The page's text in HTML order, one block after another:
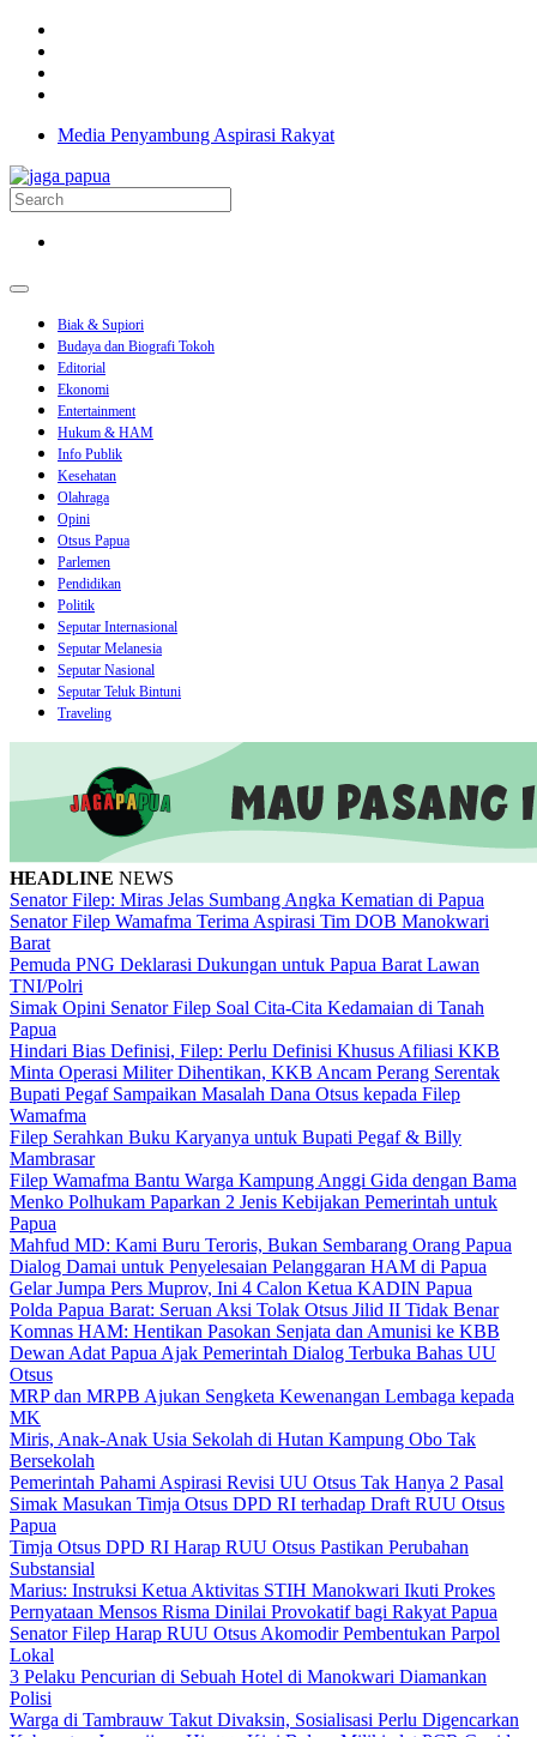
Media Penyambung Aspirasi Rakyat
Biak & Supiori
Budaya dan Biografi Tokoh
Editorial
Ekonomi
Entertainment
Hukum & HAM
Info Publik
Kesehatan
Olahraga
Opini
Otsus Papua
Parlemen
Pendidikan
Politik
Seputar Internasional
Seputar Melanesia
Seputar Nasional
Seputar Teluk Bintuni
Traveling
HEADLINE NEWS
Senator Filep: Miras Jelas Sumbang Angka Kematian di Papua
Senator Filep Wamafma Terima Aspirasi Tim DOB Manokwari
Barat
Pemuda PNG Deklarasi Dukungan untuk Papua Barat Lawan
TNI/Polri
Simak Opini Senator Filep Soal Cita-Cita Kedamaian di Tanah
Papua
Hindari Bias Definisi, Filep: Perlu Definisi Khusus Afiliasi KKB
Minta Operasi Militer Dihentikan, KKB Ancam Perang Serentak
Bupati Pegaf Sampaikan Masalah Dana Otsus kepada Filep
Wamafma
Filep Serahkan Buku Karyanya untuk Bupati Pegaf & Billy
Mambrasar
Filep Wamafma Bantu Warga Kampung Anggi Gida dengan Bama
Menko Polhukam Paparkan 2 Jenis Kebijakan Pemerintah untuk
Papua
Mahfud MD: Kami Buru Teroris, Bukan Sembarang Orang Papua
Dialog Damai untuk Penyelesaian Pelanggaran HAM di Papua
Gelar Jumpa Pers Muprov, Ini 4 Calon Ketua KADIN Papua
Polda Papua Barat: Seruan Aksi Tolak Otsus Jilid II Tidak Benar
Komnas HAM: Hentikan Pasokan Senjata dan Amunisi ke KBB
Dewan Adat Papua Ajak Pemerintah Dialog Terbuka Bahas UU
Otsus
MRP dan MRPB Ajukan Sengketa Kewenangan Lembaga kepada
MK
Miris, Anak-Anak Usia Sekolah di Hutan Kampung Obo Tak
Bersekolah
Pemerintah Pahami Aspirasi Revisi UU Otsus Tak Hanya 2 Pasal
Simak Masukan Timja Otsus DPD RI terhadap Draft RUU Otsus
Papua
Timja Otsus DPD RI Harap RUU Otsus Pastikan Perubahan
Substansial
Marius: Instruksi Ketua Aktivitas STIH Manokwari Ikuti Prokes
Pernyataan Mensos Risma Dinilai Provokatif bagi Rakyat Papua
Senator Filep Harap RUU Otsus Akomodir Pembentukan Parpol
Lokal
3 Pelaku Pencurian di Sebuah Hotel di Manokwari Diamankan
Polisi
Warga di Tambrauw Takut Divaksin, Sosialisasi Perlu Digencarkan